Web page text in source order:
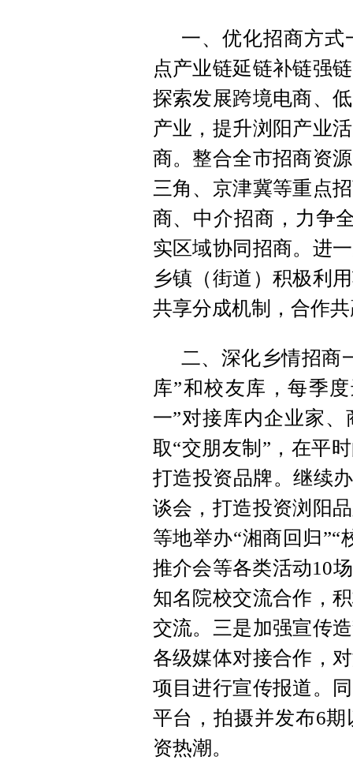
一、优化招商方式
点产业链延链补链强
探索发展跨境电商、
产业，提升浏阳产业
商。整合全市招商资
三角、京津冀等重点
商、中介招商，力争
实区域协同招商。进
乡镇（街道）积极利
共享分成机制，合作
二、深化乡情招商
库”和校友库，每季
一”对接库内企业家
取“交朋友制”，在平
打造投资品牌。继续
谈会，打造投资浏阳
等地举办“湘商回归
推介会等各类活动10
知名院校交流合作，
交流。三是加强宣传
各级媒体对接合作，
项目进行宣传报道。
平台，拍摄并发布6
资热潮。